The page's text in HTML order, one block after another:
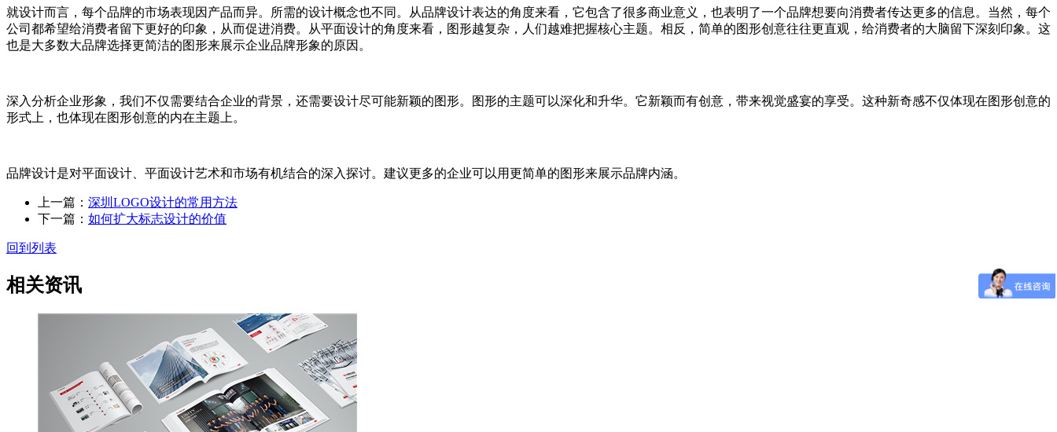
就设计而言，每个品牌的市场表现因产品而异。所需的设计概念也不同。从品牌设计表达的角度来看，它包含了很多商业意义，也表明了一个品牌想要向消费者传达更多的信息。当然，每个
公司都希望给消费者留下更好的印象，从而促进消费。从平面设计的角度来看，图形越复杂，人们越难把握核心主题。相反，简单的图形创意往往更直观，给消费者的大脑留下深刻印象。这
也是大多数大品牌选择更简洁的图形来展示企业品牌形象的原因。
深入分析企业形象，我们不仅需要结合企业的背景，还需要设计尽可能新颖的图形。图形的主题可以深化和升华。它新颖而有创意，带来视觉盛宴的享受。这种新奇感不仅体现在图形创意的
形式上，也体现在图形创意的内在主题上。
品牌设计是对平面设计、平面设计艺术和市场有机结合的深入探讨。建议更多的企业可以用更简单的图形来展示品牌内涵。
上一篇： 深圳LOGO设计的常用方法
下一篇： 如何扩大标志设计的价值
回到列表
相关资讯